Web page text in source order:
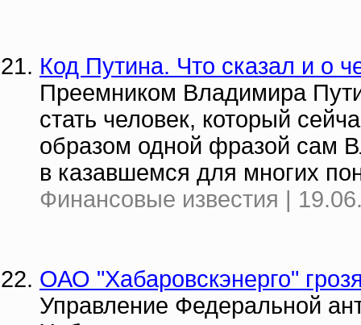
Код Путина. Что сказал и о
Преемником Владимира
стать человек, который
образом одной фразой сам
в казавшемся для многих
Финансовые известия |
ОАО "Хабаровскэнерго"
Управление Федеральной